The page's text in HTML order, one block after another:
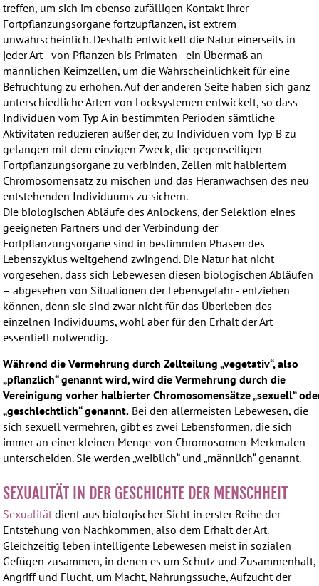
treffen, um sich im ebenso zufälligen Kontakt ihrer
Fortpflanzungsorgane fortzupflanzen, ist extrem
unwahrscheinlich. Deshalb entwickelt die Natur einerseits in
jeder Art - von Pflanzen bis Primaten - ein Übermaß an
männlichen Keimzellen, um die Wahrscheinlichkeit für eine
Befruchtung zu erhöhen. Auf der anderen Seite haben sich ganz
unterschiedliche Arten von Locksystemen entwickelt, so dass
Individuen vom Typ A in bestimmten Perioden sämtliche
Aktivitäten reduzieren außer der, zu Individuen vom Typ B zu
gelangen mit dem einzigen Zweck, die gegenseitigen
Fortpflanzungsorgane zu verbinden, Zellen mit halbiertem
Chromosomensatz zu mischen und das Heranwachsen des neu
entstehenden Individuums zu sichern.
Die biologischen Abläufe des Anlockens, der Selektion eines
geeigneten Partners und der Verbindung der
Fortpflanzungsorgane sind in bestimmten Phasen des
Lebenszyklus weitgehend zwingend. Die Natur hat nicht
vorgesehen, dass sich Lebewesen diesen biologischen Abläufen
– abgesehen von Situationen der Lebensgefahr - entziehen
können, denn sie sind zwar nicht für das Überleben des
einzelnen Individuums, wohl aber für den Erhalt der Art
essentiell notwendig.
Während die Vermehrung durch Zellteilung „vegetativ“, also
„pflanzlich“ genannt wird, wird die Vermehrung durch die
Vereinigung vorher halbierter Chromosomensätze „sexuell“
„geschlechtlich“ genannt. Bei den allermeisten Lebewesen, die
sich sexuell vermehren, gibt es zwei Lebensformen, die sich
immer an einer kleinen Menge von Chromosomen-Merkmalen
unterscheiden. Sie werden „weiblich“ und „männlich“ genannt.
SEXUALITÄT IN DER GESCHICHTE DER MENSCHHEIT
Sexualität dient aus biologischer Sicht in erster Reihe der
Entstehung von Nachkommen, also dem Erhalt der Art.
Gleichzeitig leben intelligente Lebewesen meist in sozialen
Gefügen zusammen, in denen es um Schutz und Zusammenhalt,
Angriff und Flucht, um Macht, Nahrungssuche, Aufzucht der